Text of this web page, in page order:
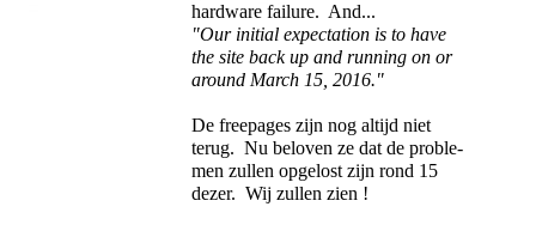
hardware failure. And...
"Our initial expectation is to have
the site back up and running on or
around March 15, 2016."
De freepages zijn nog altijd niet
terug. Nu beloven ze dat de pro­ble­
men zullen opgelost zijn rond 15
dezer. Wij zullen zien !